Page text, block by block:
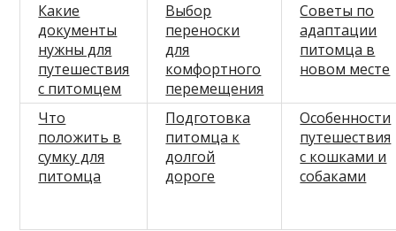
Какие
документы
нужны для
путешествия
с питомцем
Выбор
переноски
для
комфортного
перемещения
Советы по
адаптации
питомца в
новом месте
Что
положить в
сумку для
питомца
Подготовка
питомца к
долгой
дороге
Особенности
путешествия
с кошками и
собаками